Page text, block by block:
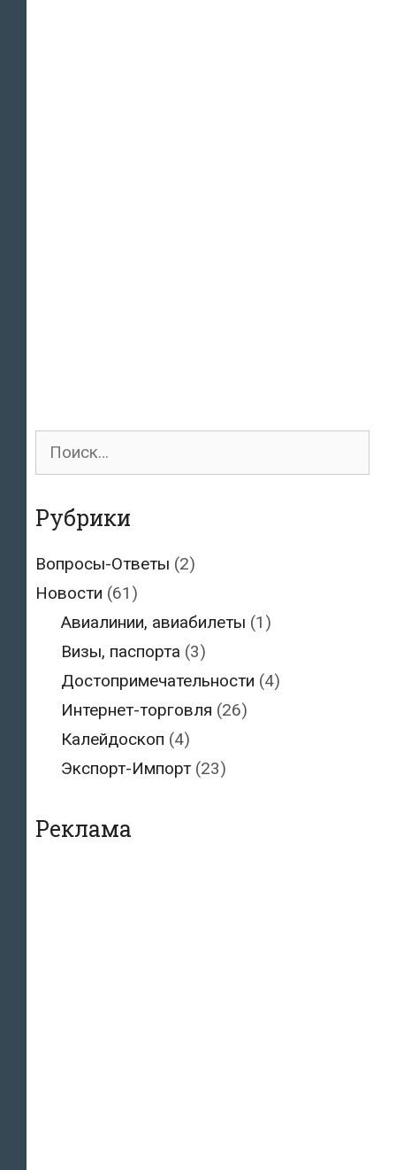
Поиск
Рубрики
Вопросы-Ответы (2)
Новости (61)
Авиалинии, авиабилеты (1)
Визы, паспорта (3)
Достопримечательности (4)
Интернет-торговля (26)
Калейдоскоп (4)
Экспорт-Импорт(23)
Реклама